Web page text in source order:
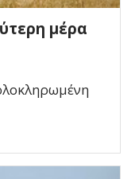
μέρα